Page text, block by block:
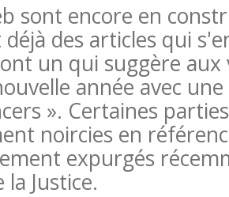
sont encore en
des articles qui
un qui suggère aux
année avec
». Certaines
noircies en
expurgés
Justice.